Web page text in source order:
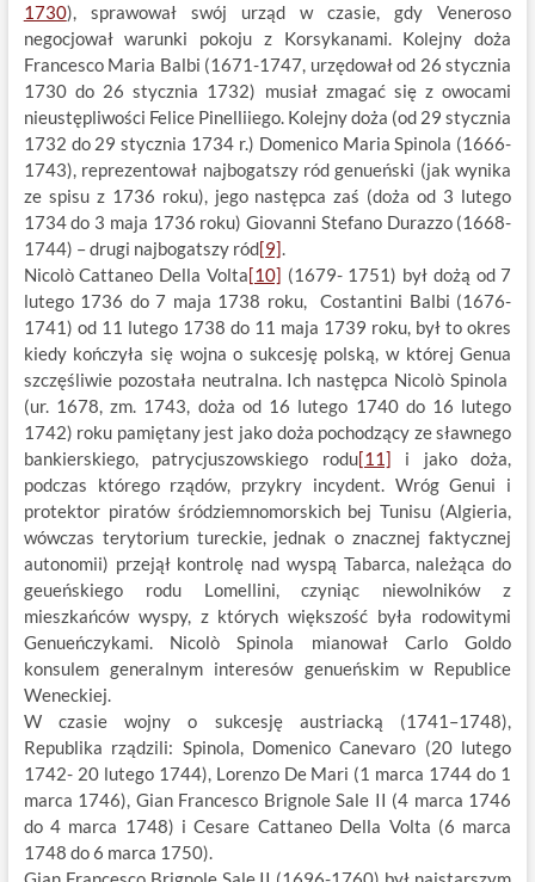
1730), sprawował swój urząd w czasie, gdy Veneroso
negocjował warunki pokoju z Korsykanami. Kolejny doża
Francesco Maria Balbi (1671-1747, urzędował od 26 stycznia
1730 do 26 stycznia 1732) musiał zmagać się z owocami
nieustępliwości Felice Pinelliiego. Kolejny doża (od 29 stycznia
1732 do 29 stycznia 1734 r.) Domenico Maria Spinola (1666-
1743), reprezentował najbogatszy ród genueński (jak wynika
ze spisu z 1736 roku), jego następca zaś (doża od 3 lutego
1734 do 3 maja 1736 roku) Giovanni Stefano Durazzo (1668-
1744) – drugi najbogatszy ród[9].
Nicolò Cattaneo Della Volta[10] (1679- 1751) był dożą od 7
lutego 1736 do 7 maja 1738 roku, Costantini Balbi (1676-
1741) od 11 lutego 1738 do 11 maja 1739 roku, był to okres
kiedy kończyła się wojna o sukcesję polską, w której Genua
szczęśliwie pozostała neutralna. Ich następca Nicolò Spinola
(ur. 1678, zm. 1743, doża od 16 lutego 1740 do 16 lutego
1742) roku pamiętany jest jako doża pochodzący ze sławnego
bankierskiego, patrycjuszowskiego rodu[11] i jako doża,
podczas którego rządów, przykry incydent. Wróg Genui i
protektor piratów śródziemnomorskich bej Tunisu (Algieria,
wówczas terytorium tureckie, jednak o znacznej faktycznej
autonomii) przejął kontrolę nad wyspą Tabarca, należąca do
geueńskiego rodu Lomellini, czyniąc niewolników z
mieszkańców wyspy, z których większość była rodowitymi
Genueńczykami. Nicolò Spinola mianował Carlo Goldo
konsulem generalnym interesów genueńskim w Republice
Weneckiej.
W czasie wojny o sukcesję austriacką (1741–1748),
Republika rządzili: Spinola, Domenico Canevaro (20 lutego
1742- 20 lutego 1744), Lorenzo De Mari (1 marca 1744 do 1
marca 1746), Gian Francesco Brignole Sale II (4 marca 1746
do 4 marca 1748) i Cesare Cattaneo Della Volta (6 marca
1748 do 6 marca 1750).